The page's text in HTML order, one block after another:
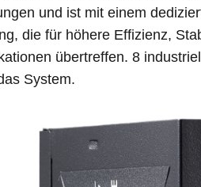
und ist mit einem
die für höhere Effizienz,
übertreffen. 8
System.